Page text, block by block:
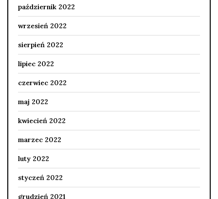
październik 2022
wrzesień 2022
sierpień 2022
lipiec 2022
czerwiec 2022
maj 2022
kwiecień 2022
marzec 2022
luty 2022
styczeń 2022
grudzień 2021